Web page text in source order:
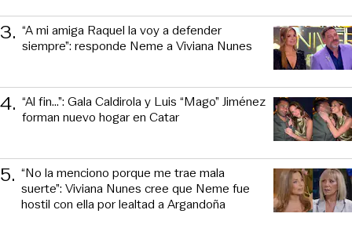
3. “A mi amiga Raquel la voy a defender
siempre”: responde Neme a Viviana Nunes
4. “Al fin…”: Gala Caldirola y Luis “Mago” Jiménez
forman nuevo hogar en Catar
5. “No la menciono porque me trae mala
suerte”: Viviana Nunes cree que Neme fue
hostil con ella por lealtad a Argandoña